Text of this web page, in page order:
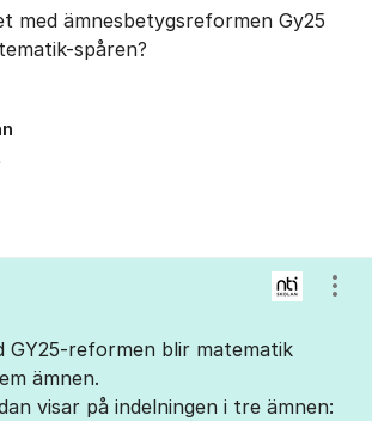
med ämnesbetygsreformen Gy25
spåren?
GY25-reformen blir matematik
ämnen.
visar på indelningen i tre ämnen: